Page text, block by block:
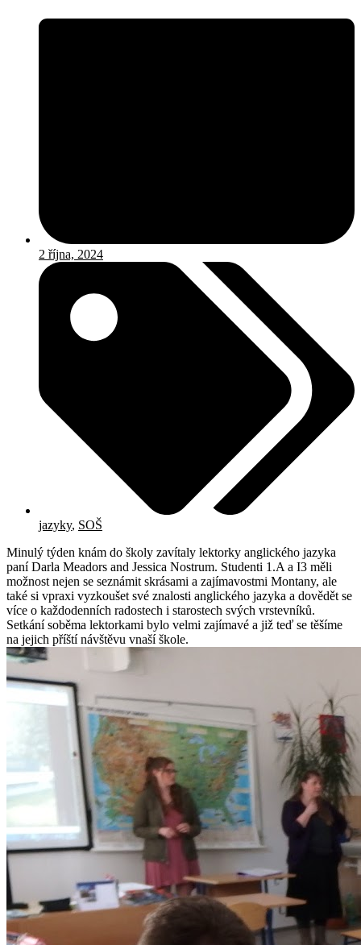
2 října, 2024
jazyky, SOŠ
Minulý týden knám do školy zavítaly lektorky anglického jazyka
paní Darla Meadors and Jessica Nostrum. Studenti 1.A a I3 měli
možnost nejen se seznámit skrásami a zajímavostmi Montany, ale
také si vpraxi vyzkoušet své znalosti anglického jazyka a dovědět se
více o každodenních radostech i starostech svých vrstevníků.
Setkání soběma lektorkami bylo velmi zajímavé a již teď se těšíme
na jejich příští návštěvu vnaší škole.